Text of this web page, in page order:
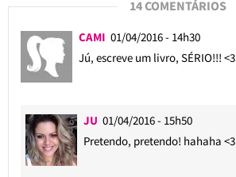
14 COMENTÁRIOS
CAMI 01/04/2016 - 14h30
Jú, escreve um livro, SÉRIO!!! <3
JU 01/04/2016 - 15h50
Pretendo, pretendo! hahaha <3